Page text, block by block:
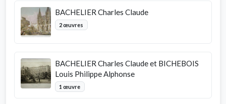
BACHELIER Charles Claude
2 œuvres
BACHELIER Charles Claude et BICHEBOIS
Louis Philippe Alphonse
1 œuvre